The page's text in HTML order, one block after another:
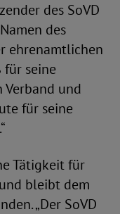
des SoVD
des
ehrenamtlichen
seine
und
für seine
Tätigkeit für
bleibt dem
„Der SoVD